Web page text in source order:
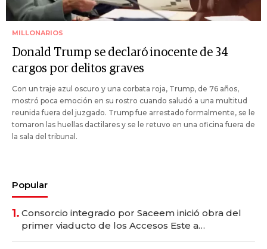
MILLONARIOS
Donald Trump se declaró inocente de 34
cargos por delitos graves
Con un traje azul oscuro y una corbata roja, Trump, de 76 años,
mostró poca emoción en su rostro cuando saludó a una multitud
reunida fuera del juzgado. Trump fue arrestado formalmente, se le
tomaron las huellas dactilares y se le retuvo en una oficina fuera de
la sala del tribunal.
Popular
1. Consorcio integrado por Saceem inició obra del
primer viaducto de los Accesos Este a